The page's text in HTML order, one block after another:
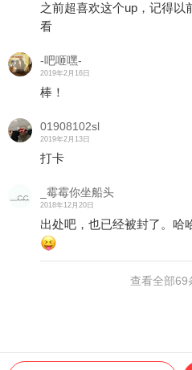
之前超喜欢这个up，记得以
看
-吧咂嘿-
2019年2月16日
棒！
01908102sl
2019年2月13日
打卡
_霉霉你坐船头
2018年12月20日
出处吧，也已经被封了。哈
查看全部69